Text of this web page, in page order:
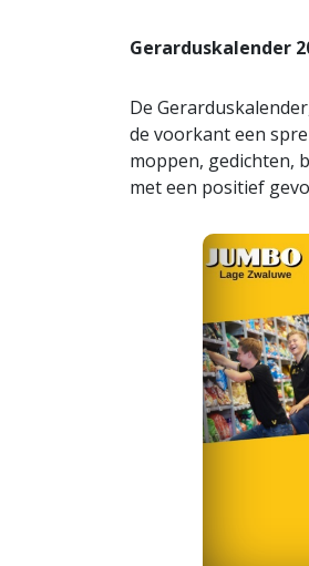
Gerarduskalender
De
de voorkant een
moppen, gedichten,
met een positief